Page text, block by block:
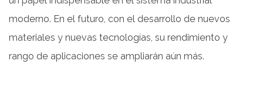
moderno. En el futuro, con el desarrollo de nuevos
materiales y nuevas tecnologías, su rendimiento y
rango de aplicaciones se ampliarán aún más.